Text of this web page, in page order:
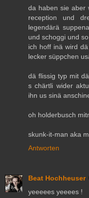
da haben sie aber
reception und
legendärä
und schoggi und
ich hoff inä wird
lecker süppchen
dä flissig typ mit
s chärtli wider
ihn us sinä
oh holderbusch
skunk-it-man aka
Antworten
Beat Hochheuser
yeeeees yeeees !